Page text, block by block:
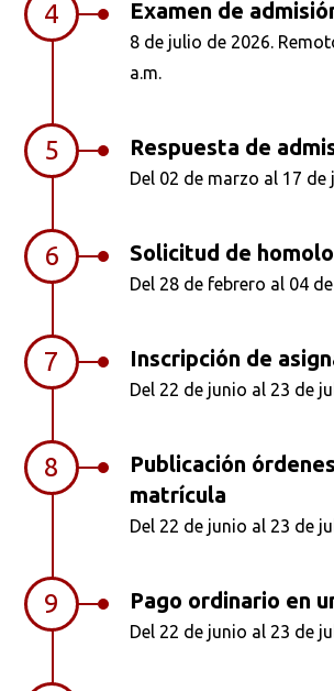
4 Examen de
8 de julio de 2026.
a.m.
5 Respuesta de
Del 02 de marzo al 17 de
6 Solicitud de
Del 28 de febrero al 04
7 Inscripción de
Del 22 de junio al 23 de
8
Publicación
matrícula
Del 22 de junio al 23 de
9 Pago ordinario en
Del 22 de junio al 23 de